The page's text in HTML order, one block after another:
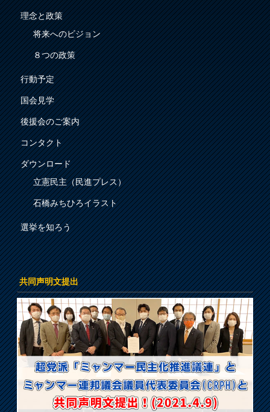
理念と政策
将来へのビジョン
８つの政策
行動予定
国会見学
後援会のご案内
コンタクト
ダウンロード
立憲民主（民進プレス）
石橋みちひろイラスト
選挙を知ろう
共同声明文提出